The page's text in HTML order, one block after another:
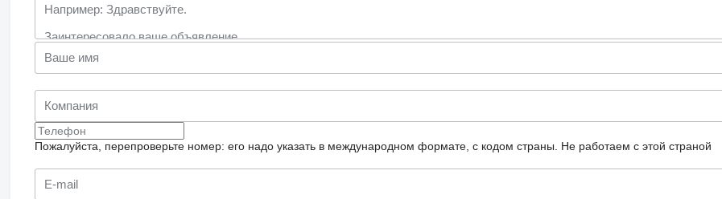
Пожалуйста, перепроверьте номер: его надо указать в международном формате, с кодом страны. Не работаем с этой страной